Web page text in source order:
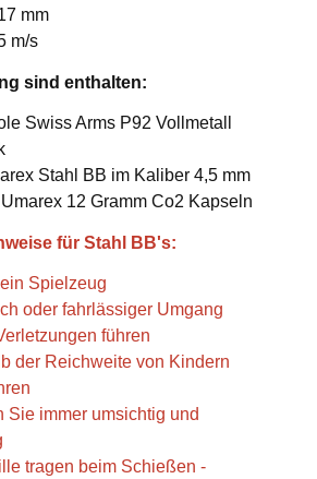
mm
m/s
sind enthalten:
Swiss Arms P92 Vollmetall
Stahl BB im Kaliber 4,5 mm
12 Gramm Co2 Kapseln
für Stahl BB's:
Spielzeug
oder fahrlässiger Umgang
führen
der Reichweite von Kindern
Sie immer umsichtig und
tragen beim Schießen -